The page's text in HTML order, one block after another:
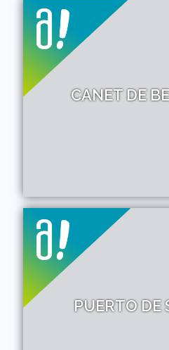
CANET DE
PUERTO DE